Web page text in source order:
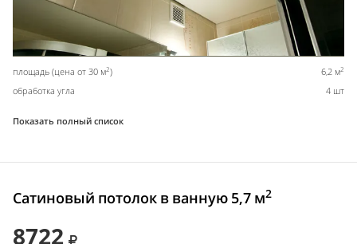
площадь (цена от 30 м2) 6,2 м2
обработка угла 4 шт
Показать полный список
Сатиновый потолок в ванную 5,7 м2
8722